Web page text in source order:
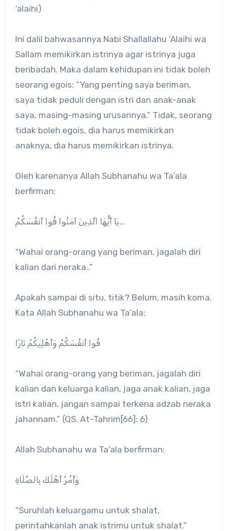
‘alaihi)
Ini dalil bahwasannya Nabi Shallallahu ‘Alaihi wa
Sallam memikirkan istrinya agar istrinya juga
beribadah. Maka dalam kehidupan ini tidak boleh
seorang egois: “Yang penting saya beriman,
saya tidak peduli dengan istri dan anak-anak
saya, masing-masing urusannya.” Tidak, seorang
tidak boleh egois, dia harus memikirkan
anaknya, dia harus memikirkan istrinya.
Oleh karenanya Allah Subhanahu wa Ta’ala
berfirman:
يَا أَيُّهَا الَّذِينَ آمَنُوا قُوا أَنفُسَكُمْ…
“Wahai orang-orang yang beriman, jagalah diri
kalian dari neraka..”
Apakah sampai di situ, titik? Belum, masih koma.
Kata Allah Subhanahu wa Ta’ala:
قُوا أَنفُسَكُمْ وَأَهْلِيكُمْ نَارًا
“Wahai orang-orang yang beriman, jagalah diri
kalian dan keluarga kalian, jaga anak kalian, jaga
istri kalian, jangan sampai terkena adzab neraka
jahannam.” (QS. At-Tahrim[66]: 6)
Allah Subhanahu wa Ta’ala berfirman:
وَأْمُرْ أَهْلَكَ بِالصَّلَاةِ
“Suruhlah keluargamu untuk shalat,
perintahkanlah anak istrimu untuk shalat.”